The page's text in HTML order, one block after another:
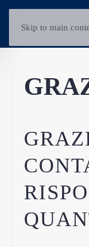
Skip to main